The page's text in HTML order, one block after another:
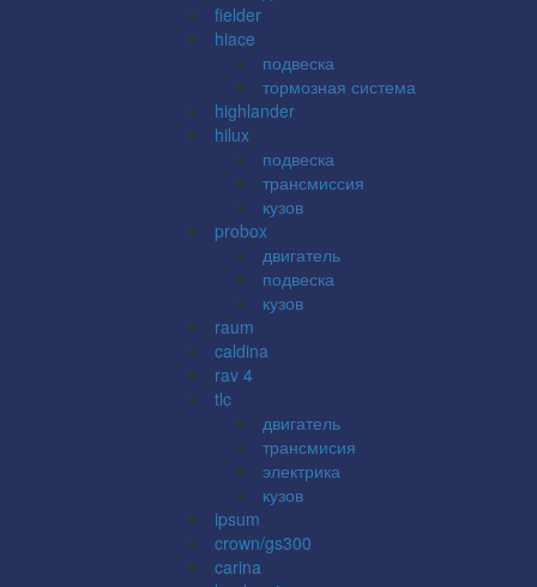
fielder
hiace
подвеска
тормозная система
highlander
hilux
подвеска
трансмиссия
кузов
probox
двигатель
подвеска
кузов
raum
caldina
rav 4
tlc
двигатель
трансмисия
электрика
кузов
ipsum
crown/gs300
carina